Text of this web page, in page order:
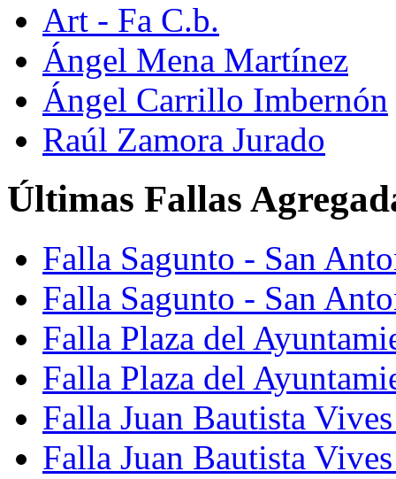
Art - Fa C.b.
Ángel Mena Martínez
Ángel Carrillo Imbernón
Raúl Zamora Jurado
Últimas Fallas
Falla Sagunto - San
Falla Sagunto - San
Falla Plaza del
Falla Plaza del
Falla Juan Bautista
Falla Juan Bautista